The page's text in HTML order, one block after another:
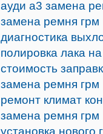
ауди а3 замена
замена ремня грм
диагностика
полировка лака
стоимость
замена ремня грм
ремонт климат
замена ремня грм
установка нового